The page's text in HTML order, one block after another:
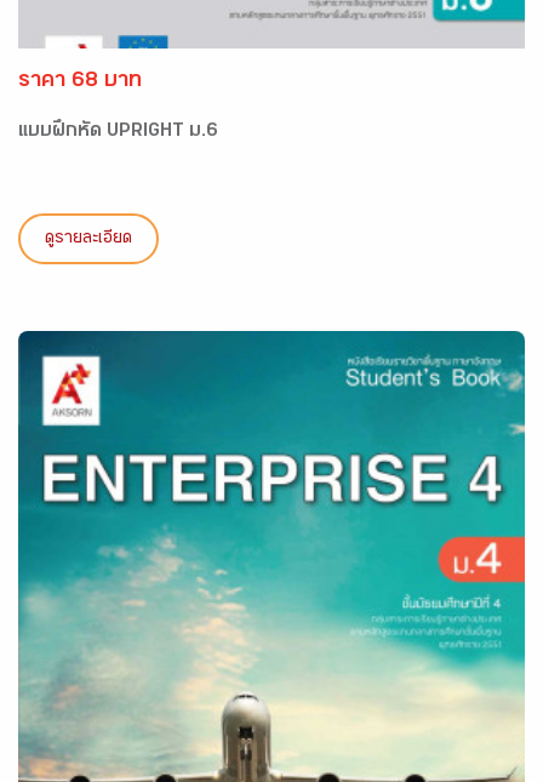
ราคา 68 บาท
แบบฝึกหัด UPRIGHT ม.6
ดูรายละเอียด